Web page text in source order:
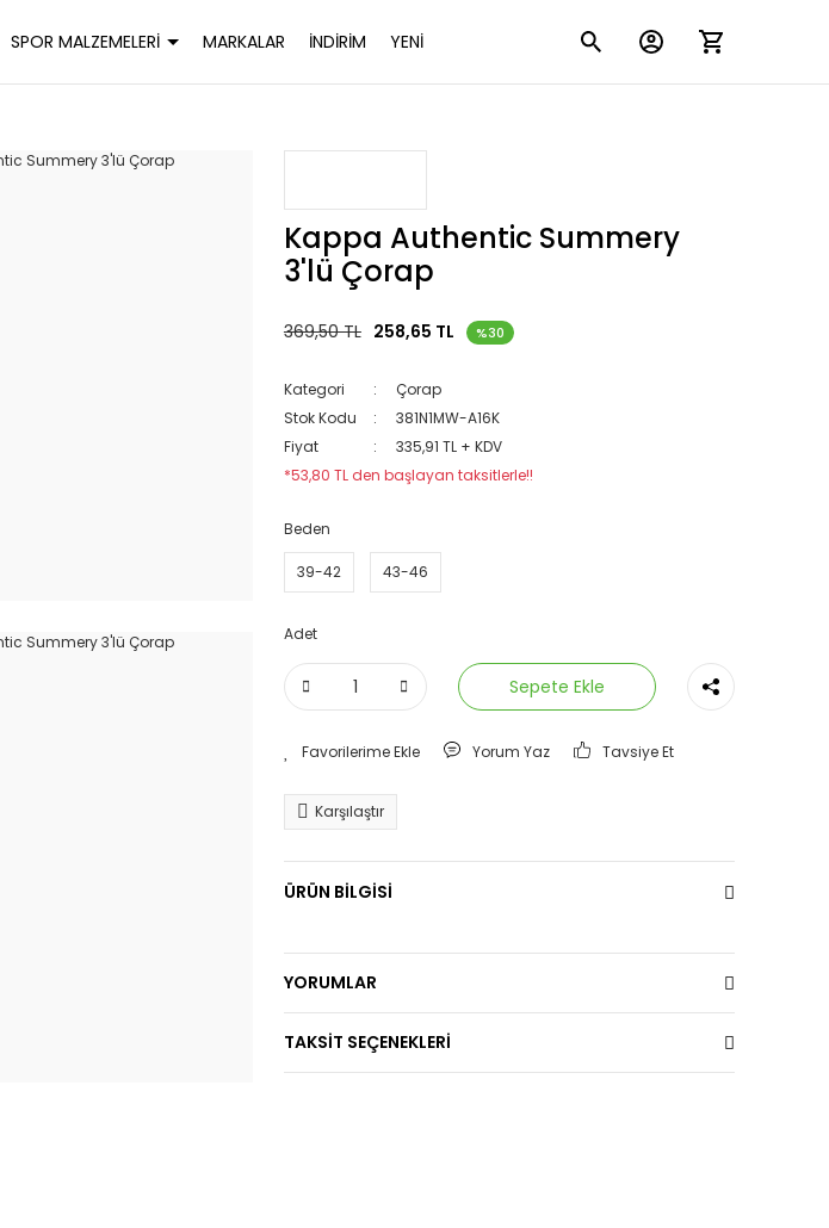
SPOR MALZEMELERİ MARKALAR İNDİRİM YENİ
Kappa Authentic Summery
3'lü Çorap
369,50 TL 258,65 TL %30
Kategori
Çorap
Stok Kodu
381N1MW-A16K
Fiyat
335,91 TL + KDV
*53,80 TL den başlayan taksitlerle!!
Beden
39-42 43-46
Adet
Sepete Ekle
Yorum Yaz Tavsiye Et
Karşılaştır
ÜRÜN BİLGİSİ
YORUMLAR
TAKSİT SEÇENEKLERİ